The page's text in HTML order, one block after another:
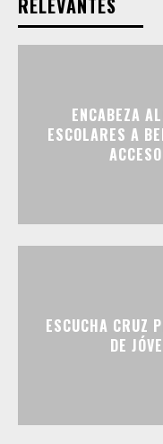
RELEVANTES
ENCABEZA
ESCOLARES A
ESCUCHA CRUZ
DE